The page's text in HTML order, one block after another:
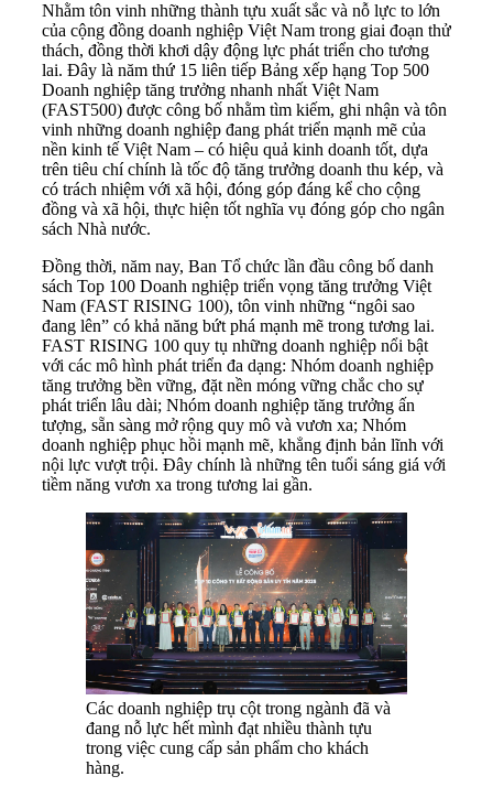
Nhằm tôn vinh những thành tựu xuất sắc và nỗ lực to lớn
của cộng đồng doanh nghiệp Việt Nam trong giai đoạn thử
thách, đồng thời khơi dậy động lực phát triển cho tương
lai. Đây là năm thứ 15 liên tiếp Bảng xếp hạng Top 500
Doanh nghiệp tăng trưởng nhanh nhất Việt Nam
(FAST500) được công bố nhằm tìm kiếm, ghi nhận và tôn
vinh những doanh nghiệp đang phát triển mạnh mẽ của
nền kinh tế Việt Nam – có hiệu quả kinh doanh tốt, dựa
trên tiêu chí chính là tốc độ tăng trưởng doanh thu kép, và
có trách nhiệm với xã hội, đóng góp đáng kể cho cộng
đồng và xã hội, thực hiện tốt nghĩa vụ đóng góp cho ngân
sách Nhà nước.
Đồng thời, năm nay, Ban Tổ chức lần đầu công bố danh
sách Top 100 Doanh nghiệp triển vọng tăng trưởng Việt
Nam (FAST RISING 100), tôn vinh những “ngôi sao
đang lên” có khả năng bứt phá mạnh mẽ trong tương lai.
FAST RISING 100 quy tụ những doanh nghiệp nổi bật
với các mô hình phát triển đa dạng: Nhóm doanh nghiệp
tăng trưởng bền vững, đặt nền móng vững chắc cho sự
phát triển lâu dài; Nhóm doanh nghiệp tăng trưởng ấn
tượng, sẵn sàng mở rộng quy mô và vươn xa; Nhóm
doanh nghiệp phục hồi mạnh mẽ, khẳng định bản lĩnh với
nội lực vượt trội. Đây chính là những tên tuổi sáng giá với
tiềm năng vươn xa trong tương lai gần.
Các doanh nghiệp trụ cột trong ngành đã và
đang nỗ lực hết mình đạt nhiều thành tựu
trong việc cung cấp sản phẩm cho khách
hàng.